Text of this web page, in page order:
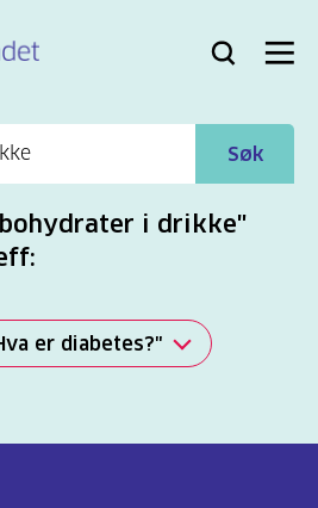
Bli
Logg
Søk Meny
Søk
i drikke"
er diabetes?"